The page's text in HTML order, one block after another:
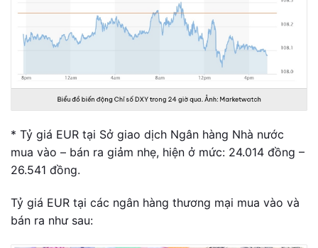
* Tỷ giá EUR tại Sở giao dịch Ngân hàng Nhà nước
mua vào – bán ra giảm nhẹ, hiện ở mức: 24.014 đồng –
26.541 đồng.
Tỷ giá EUR tại các ngân hàng thương mại mua vào và
bán ra như sau: